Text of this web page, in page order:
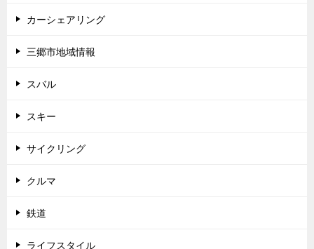
カーシェアリング
三郷市地域情報
スバル
スキー
サイクリング
クルマ
鉄道
ライフスタイル